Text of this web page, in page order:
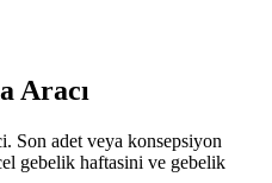
Aracı
Son adet veya konsepsiyon
gebelik haftasini ve gebelik